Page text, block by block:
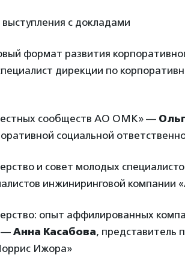
с докладами
формат развития
дирекции по
сообществ АО ОМК» —
социальной
и совет молодых
инжиниринговой компании
опыт аффилированных
— Анна Касабова, представитель
Ижора»